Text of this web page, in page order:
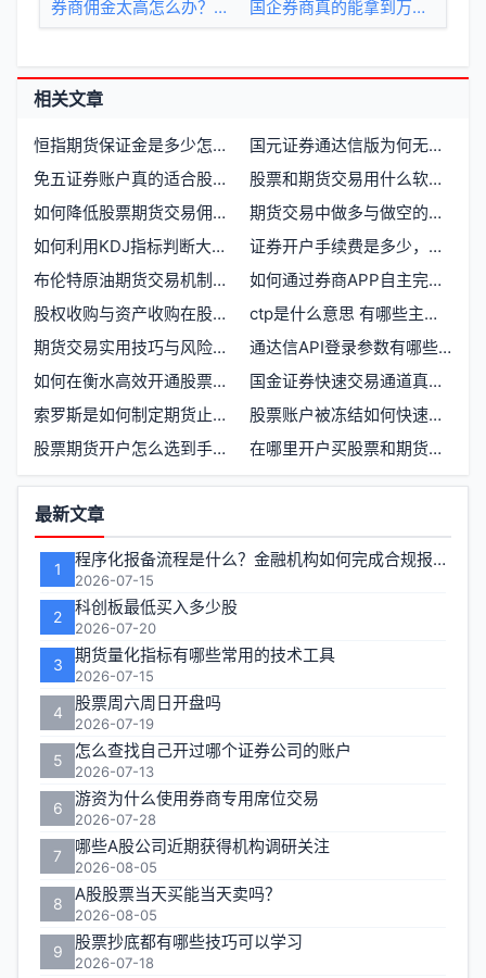
券商佣金太高怎么办？如何迫使券商下调佣金或成功转户
国企券商真的能拿到万一佣金吗
相关文章
恒指期货保证金是多少怎么计算
国元证券通达信版为何无法使用？股票期货交易终端常见问题解析
免五证券账户真的适合股票期货交易者吗
股票和期货交易用什么软件最可靠
如何降低股票期货交易佣金费率？
期货交易中做多与做空的难易程度对比
如何利用KDJ指标判断大盘顶底
证券开户手续费是多少，计算公式是什么
布伦特原油期货交易机制解析：T1还是T0
如何通过券商APP自主完成股票期货开户流程
股权收购与资产收购在股票期货投资中的区别有哪些
ctp是什么意思 有哪些主要用途和特点
期货交易实用技巧与风险控制方法有哪些
通达信API登录参数有哪些需要配置
如何在衡水高效开通股票与期货交易账户
国金证券快速交易通道真的免费吗？股票期货交易者必看
索罗斯是如何制定期货止损策略的
股票账户被冻结如何快速恢复交易权限
股票期货开户怎么选到手续费最低的证券公司
在哪里开户买股票和期货最划算
功
能
区
最新文章
1 程序化报备流程是什么？金融机构如何完成合规报备
2026-07-15
2 科创板最低买入多少股
2026-07-20
3 期货量化指标有哪些常用的技术工具
2026-07-15
4 股票周六周日开盘吗
2026-07-19
5 怎么查找自己开过哪个证券公司的账户
2026-07-13
6 游资为什么使用券商专用席位交易
2026-07-28
7 哪些A股公司近期获得机构调研关注
2026-08-05
8 A股股票当天买能当天卖吗？
2026-08-05
9 股票抄底都有哪些技巧可以学习
2026-07-18